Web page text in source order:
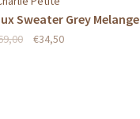
Sweater Grey Melange
€34,50